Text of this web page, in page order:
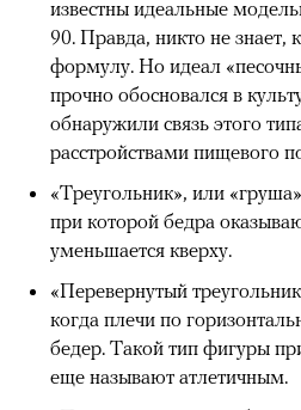
известны идеальные
90. Правда, никто не знает,
формулу. Но идеал
прочно обосновался в
обнаружили связь этого
расстройствами пищевого
«Треугольник», или
при которой бедра
уменьшается кверху.
«Перевернутый
когда плечи по
бедер. Такой тип фигуры
еще называют атлетичным.